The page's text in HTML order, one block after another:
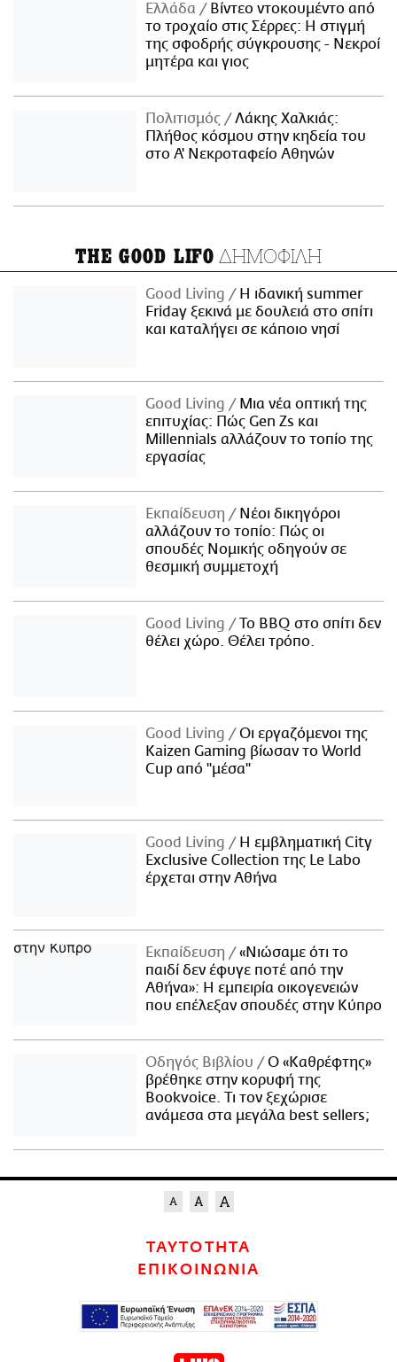
Ελλάδα
Βίντεο ντοκουμέντο από
το τροχαίο στις Σέρρες: Η στιγμή
της σφοδρής σύγκρουσης - Νεκροί
μητέρα και γιος
Πολιτισμός
Λάκης Χαλκιάς:
Πλήθος κόσμου στην κηδεία του
στο Α' Νεκροταφείο Αθηνών
THE GOOD LIFO ΔΗΜΟΦΙΛΗ
Good Living
Η ιδανική summer
Friday ξεκινά με δουλειά στο σπίτι
και καταλήγει σε κάποιο νησί
Good Living
Μια νέα οπτική της
επιτυχίας: Πώς Gen Zs και
Millennials αλλάζουν το τοπίο της
εργασίας
Εκπαίδευση
Νέοι δικηγόροι
αλλάζουν το τοπίο: Πώς οι
σπουδές Νομικής οδηγούν σε
θεσμική συμμετοχή
Good Living
Το BBQ στο σπίτι δεν
θέλει χώρο. Θέλει τρόπο.
Good Living
Οι εργαζόμενοι της
Kaizen Gaming βίωσαν το World
Cup από "μέσα"
Good Living
Η εμβληματική City
Exclusive Collection της Le Labo
έρχεται στην Αθήνα
Εκπαίδευση
«Νιώσαμε ότι το
παιδί δεν έφυγε ποτέ από την
Αθήνα»: Η εμπειρία οικογενειών
που επέλεξαν σπουδές στην Κύπρο
Οδηγός Βιβλίου
Ο «Καθρέφτης»
βρέθηκε στην κορυφή της
Bookvoice. Τι τον ξεχώρισε
ανάμεσα στα μεγάλα best sellers;
ΤΑΥΤΟΤΗΤΑ
ΕΠΙΚΟΙΝΩΝΙΑ